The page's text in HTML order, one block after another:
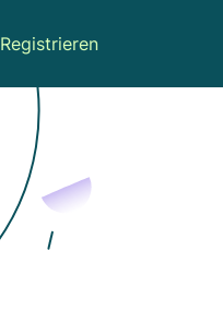
Registrieren